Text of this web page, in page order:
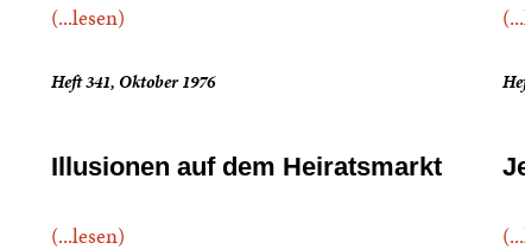
(...lesen)
Heft 341, Oktober 1976
Illusionen auf dem Heiratsmarkt
(...lesen)